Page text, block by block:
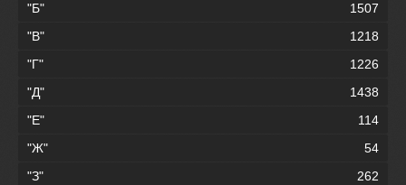
"Б"
1507
"В"
1218
"Г"
1226
"Д"
1438
"Е"
114
"Ж"
54
"З"
262